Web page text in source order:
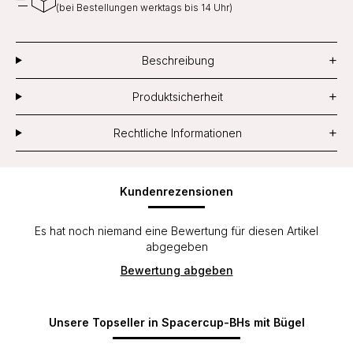
(bei Bestellungen werktags bis 14 Uhr)
Beschreibung +
Produktsicherheit +
Rechtliche Informationen +
Kundenrezensionen
Es hat noch niemand eine Bewertung für diesen Artikel
abgegeben
Bewertung abgeben
Unsere Topseller in Spacercup-BHs mit Bügel